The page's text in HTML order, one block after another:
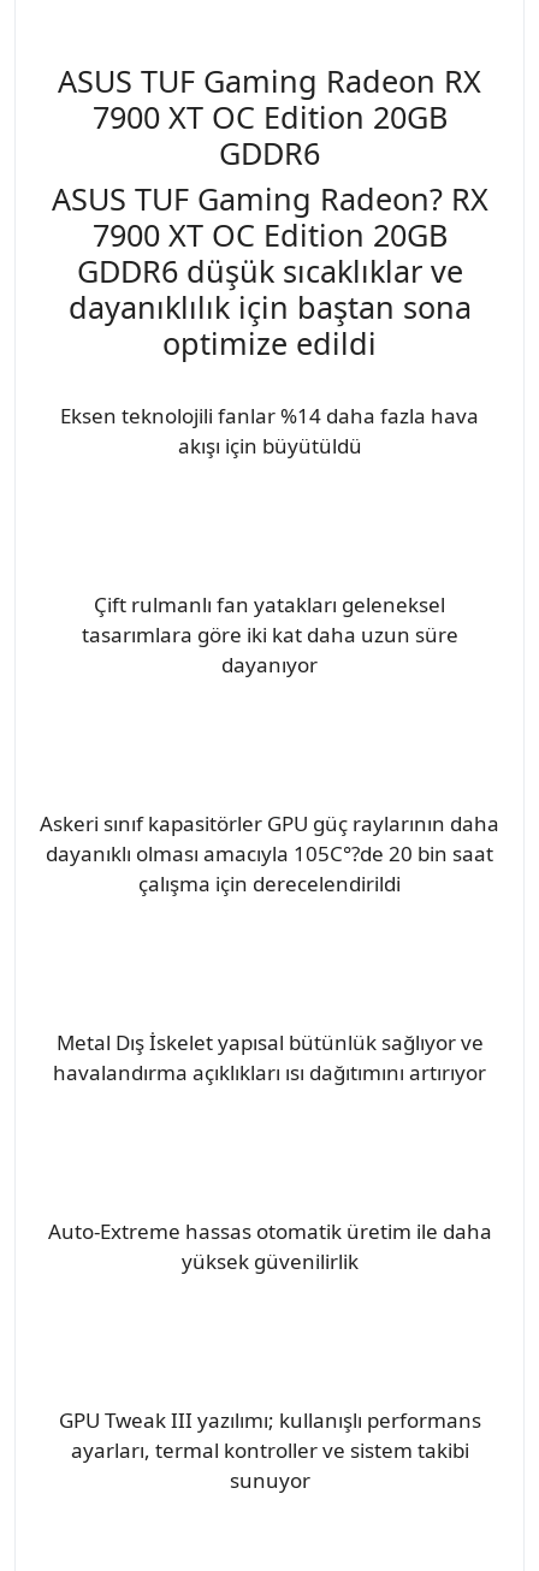
ASUS TUF Gaming Radeon RX
7900 XT OC Edition 20GB
GDDR6
ASUS TUF Gaming Radeon? RX
7900 XT OC Edition 20GB
GDDR6 düşük sıcaklıklar ve
dayanıklılık için baştan sona
optimize edildi
Eksen teknolojili fanlar %14 daha fazla hava
akışı için büyütüldü
Çift rulmanlı fan yatakları geleneksel
tasarımlara göre iki kat daha uzun süre
dayanıyor
Askeri sınıf kapasitörler GPU güç raylarının daha
dayanıklı olması amacıyla 105C°?de 20 bin saat
çalışma için derecelendirildi
Metal Dış İskelet yapısal bütünlük sağlıyor ve
havalandırma açıklıkları ısı dağıtımını artırıyor
Auto-Extreme hassas otomatik üretim ile daha
yüksek güvenilirlik
GPU Tweak III yazılımı; kullanışlı performans
ayarları, termal kontroller ve sistem takibi
sunuyor